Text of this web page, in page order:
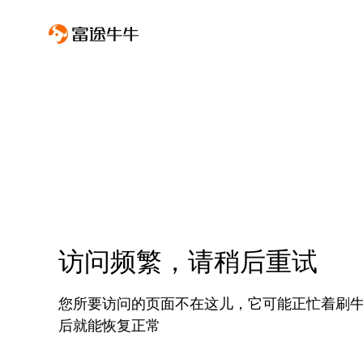
访问频繁，请稍后重试
您所要访问的页面不在这儿，它可能正忙着刷
后就能恢复正常